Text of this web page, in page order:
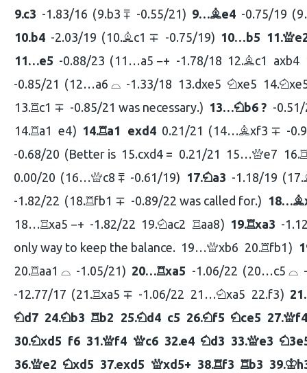
9.c3 -1.83/16 9.b3 ⩱ -0.55/21 9…Be4 -0.75/19
10.b4 -2.03/19 10.Bc1 ∓ -0.75/19 10… b5 11.Q
11…e5 -0.88/23 11…a5 −+ -1.78/18 12.Bc1 axb4
-0.85/21
12…a6 ⌓ -1.33/18 13.dxe5 Nxe5 14.N
13.Rc1 ∓ -0.85/21 was necessary. 13…Nb6 ? -
14.Ra1 e4 14.Ra1 exd4 0.21/21 14…Bxf3 ∓ -
-0.68/20
Better is 15.cxd4 = 0.21/21 15…Qe7 16.
0.00/20 16…Qc8 ⩱ -0.61/19 17.Na3 -1.18/19 17.
-1.82/22 18.Rfb1 ∓ -0.89/22 was called for. 18…B
18…Rxa5 −+ -1.82/22 19.Nac2 Raa8 19.Rxa3 -
only way to keep the balance. 19…Qxb6 20.Rfb1
20.Raa1 ⌓ -1.05/21 20…Rxa5 -1.06/22 20…c5 ⌓
-12.77/17
21.Rxa5 ∓ -1.06/22 21…Nxa5 22.f3
Nd7 24.Nb3 Rb2 25.Nd4 c5 26.Nf5 Nce5 27.Q
30.Nxd5 f6 31.Qf4 Qc6 32.e4 Nd3 33.Qe3 N
36.Qe2 Nxd5 37.exd5 Qxd5+ 38.Rf3 Rb3 39.K